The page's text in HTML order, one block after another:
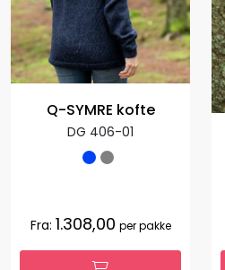
Q-SYMRE kofte
DG 406-01
Fra: 1.308,00 per pakke